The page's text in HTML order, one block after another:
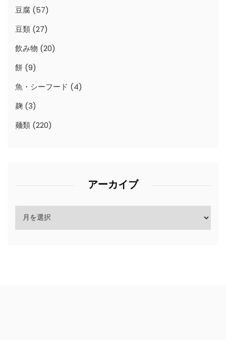
豆腐 (57)
豆類 (27)
飲み物 (20)
餅 (9)
魚・シーフード (4)
麹 (3)
麺類 (220)
アーカイブ